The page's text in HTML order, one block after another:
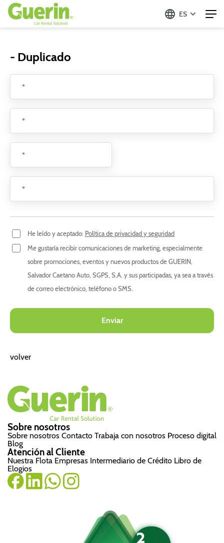
ES
- Duplicado
He leído y aceptado: Política de privacidad y seguridad
Me gustaría recibir comunicaciones de marketing, especialmente
sobre promociones, eventos y nuevos productos de GUERIN,
Salvador Caetano Auto, SGPS, S.A. y sus participadas, ya sea a través
de correo electrónico, teléfono o SMS.
volver
Rodapé
Sobre nosotros
Sobre nosotros Contacto Trabaja con nosotros Proceso digital
Blog
Atención al Cliente
Nuestra Flota Empresas Intermediario de Crédito Libro de
Elogios